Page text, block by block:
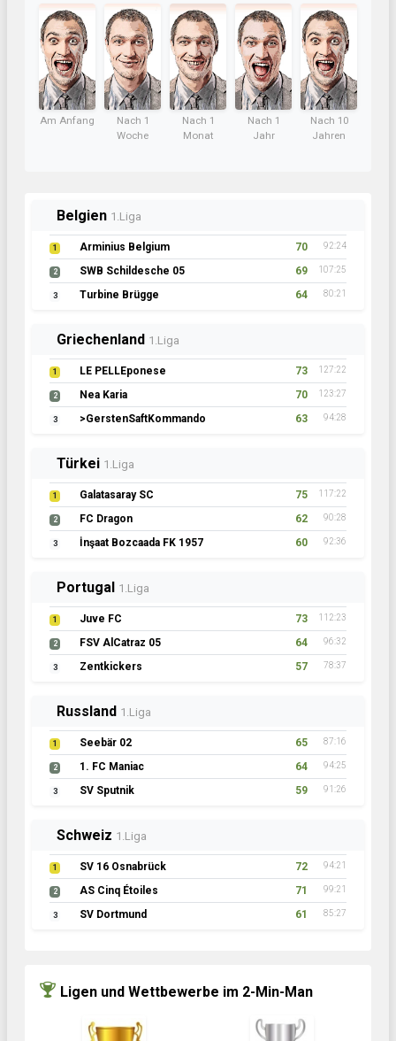
Am Anfang
Nach 1
Woche
Nach 1
Monat
Nach 1
Jahr
Nach 10
Jahren
Belgien 1.Liga
1 Arminius Belgium 70 92:24
2 SWB Schildesche 05 69 107:25
3 Turbine Brügge 64 80:21
Griechenland 1.Liga
1 LE PELLEponese 73 127:22
2 Nea Karia 70 123:27
3 >GerstenSaftKommando 63 94:28
Türkei 1.Liga
1 Galatasaray SC 75 117:22
2 FC Dragon 62 90:28
3 İnşaat Bozcaada FK 1957 60 92:36
Portugal 1.Liga
1 Juve FC 73 112:23
2 FSV AlCatraz 05 64 96:32
3 Zentkickers 57 78:37
Russland 1.Liga
1 Seebär 02 65 87:16
2 1. FC Maniac 64 94:25
3 SV Sputnik 59 91:26
Schweiz 1.Liga
1 SV 16 Osnabrück 72 94:21
2 AS Cinq Étoiles 71 99:21
3 SV Dortmund 61 85:27
Ligen und Wettbewerbe im 2-Min-Man